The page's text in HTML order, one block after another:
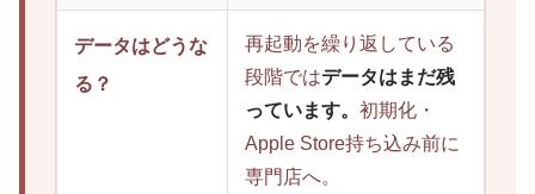
データはどうな
る？
再起動を繰り返している
段階ではデータはまだ残
っています。 初期化・
Apple Store持ち込み前に
専門店へ。